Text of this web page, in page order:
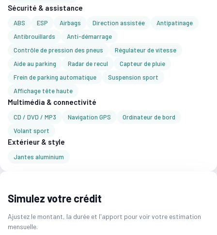
Sécurité & assistance
ABS ESP Airbags Direction assistée
Antipatinage
Antibrouillards
Anti-démarrage
Contrôle de pression des pneus
Régulateur de vitesse
Aide au parking
Radar de recul
Capteur de pluie
Frein de parking automatique
Suspension sport
Affichage tête haute
Multimédia & connectivité
CD / DVD / MP3 Navigation GPS
Ordinateur de bord
Volant sport
Extérieur & style
Jantes aluminium
Simulez votre crédit
Ajustez le montant, la durée et l'apport pour voir votre estimation
mensuelle.